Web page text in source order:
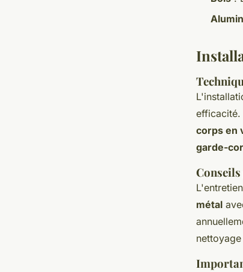
efficacité.
corps en
garde-
métal